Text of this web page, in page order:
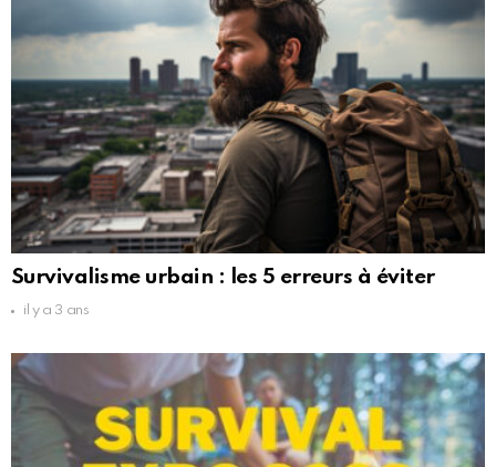
Survivalisme urbain : les 5 erreurs à éviter
il y a 3 ans